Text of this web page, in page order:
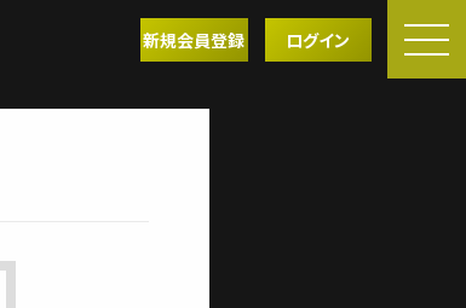
新規会員登録 ログイン